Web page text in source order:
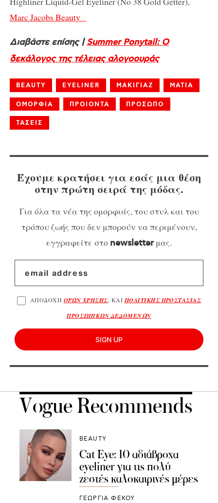
Marc Jacobs Beauty
Διαβάστε επίσης |Summer Ponytail: Ο
δεκάλογος της τέλειας αλογοουράς
BEAUTY EYELINER ΜΑΚΙΓΙΑΖ ΜΑΤΙΑ
ΟΜΟΡΦΙΑ ΠΡΟΙΟΝΤΑ ΠΡΟΣΩΠΟ
ΤΑΣΕΙΣ
Έχουμε κρατήσει για εσάς μια θέση
στην πρώτη σειρά της μόδας.
Για όλα τα νέα της ομορφιάς, του στυλ και του
τρόπου ζωής που δεν μπορούν να περιμένουν,
εγγραφείτε στο newsletterμας.
ΑΠΟΔΟΧΗ ΟΡΩΝ ΧΡΗΣΗΣ, ΚΑΙ ΠΟΛΙΤΙΚΗΣ ΠΡΟΣΤΑΣΙΑΣ
ΠΡΟΣΩΠΙΚΩΝ ΔΕΔΟΜΕΝΩΝ
SIGN UP
Vogue Recommends
BEAUTY
Cat Eye: 10 αδιάβροχα
eyeliner για τις πολύ
ζεστές καλοκαιρινές μέρες
ΓΕΩΡΓΙΑ ΦΕΚΟΥ